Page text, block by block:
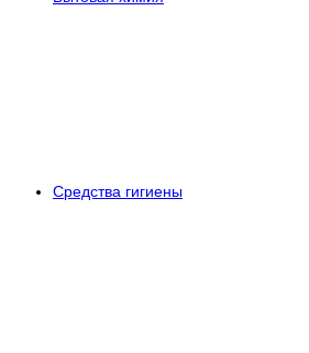
Средства гигиены